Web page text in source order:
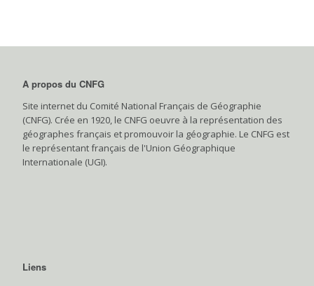
A propos du CNFG
Site internet du Comité National Français de Géographie
(CNFG). Crée en 1920, le CNFG oeuvre à la représentation des
géographes français et promouvoir la géographie. Le CNFG est
le représentant français de l'Union Géographique
Internationale (UGI).
Liens